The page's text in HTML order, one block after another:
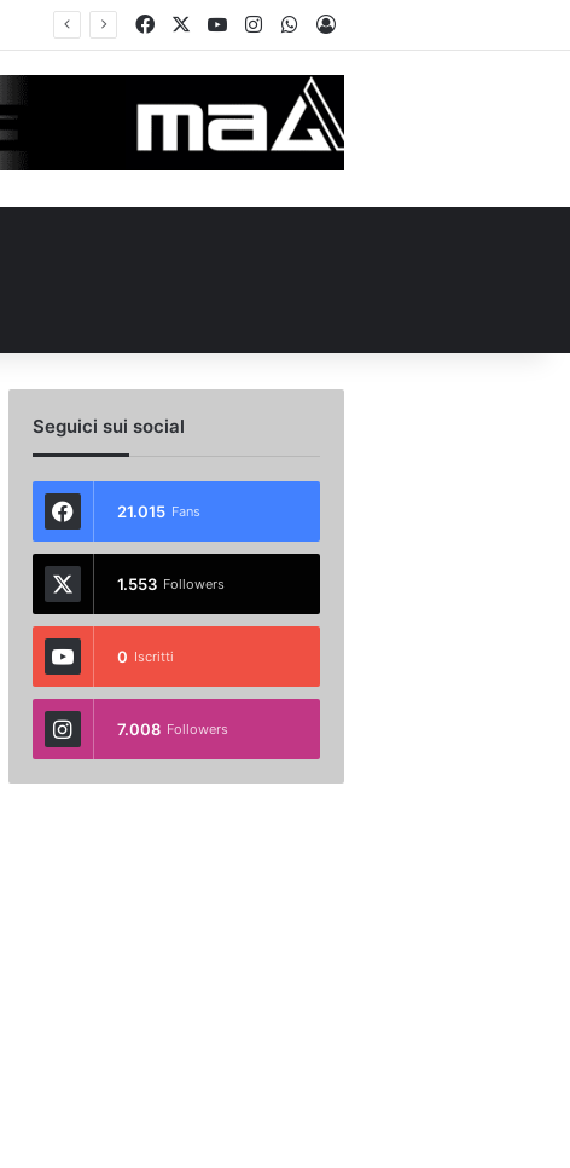
FacebookYou TubeInstagramWhatsApp
Accedi
Seguici sui social
21.015 Fans
1.553 Followers
0 Iscritti
7.008 Followers